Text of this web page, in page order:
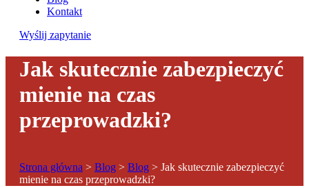
Kontakt
Wyślij zapytanie
Jak skutecznie zabezpieczyć
mienie na czas
przeprowadzki?
Strona główna > Blog > Blog > Jak skutecznie zabezpieczyć
mienie na czas przeprowadzki?